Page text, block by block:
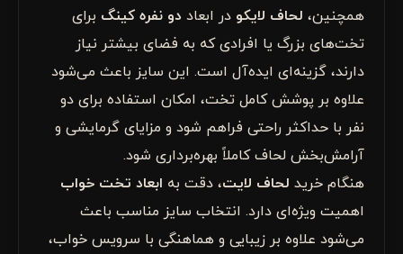
همچنین، لحاف لایکو در ابعاد دو نفره کینگ برای
تخت‌های بزرگ یا افرادی که به فضای بیشتر نیاز
دارند، گزینه‌ای ایده‌آل است. این سایز باعث می‌شود
علاوه بر پوشش کامل تخت، امکان استفاده برای دو
نفر با حداکثر راحتی فراهم شود و مزایای گرمایشی و
آرامش‌بخش لحاف کاملاً بهره‌برداری شود.
هنگام خرید لحاف لایت، دقت به ابعاد تخت خواب
اهمیت ویژه‌ای دارد. انتخاب سایز مناسب باعث
می‌شود علاوه بر زیبایی و هماهنگی با سرویس خواب،